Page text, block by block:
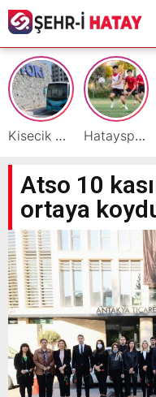
Kisecik TOKİ’lere Toplu Ulaşım Hizmeti Başladı Hatayspor’daki büyük kriz gençler için büyük bir fırsat
Atso 10
ortaya